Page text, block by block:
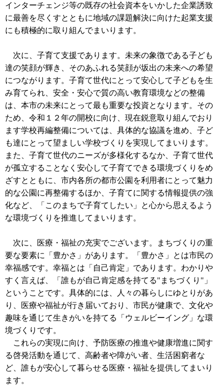
インターチェンジ等の既存の社会資本をいかした企業誘致
に最善を尽くすとともに地域の課題解決に向けた起業支援
にも積極的に取り組んでまいります。
次に、子育て支援であります。未来の象徴である子ども
達の笑顔が輝き、そのあふれる笑顔が坂出の未来への希望
につながります。子育て世代にとって安心して子どもを生
み育てられ、安全・安心で質の高い教育環境などの整備
は、本市の未来にとって最も重要な投資となります。その
ため、令和１２年の開校に向け、現在鋭意取り組んでおり
ます学校再編整備については、具体的な協議を進め、子ど
も達にとって望ましい学校づくりを実現してまいります。
また、子育て世代のニーズが多様化するなか、子育て世代
が孤立することなく安心して子育てできる環境づくりをめ
ざすとともに、市内各所の都市公園を利用者にとって魅力
的な公園に再整備するほか、子育てに関する情報提供の強
化など、「このまちで子育てしたい」と心から思えるよう
な環境づくりを推進してまいります。
次に、医療・福祉の充実でございます。まちづくりの重
要な要素に「豊かさ」があります。「豊かさ」とは市民の
幸福感です。幸福とは「自己肯定」であります。わかりや
すく言えば、「誰もが自己肯定感を持てる"まちづくり"」
ということです。具体的には、人々の暮らしにゆとりがあ
り、医療や福祉が行き届いており、市民が健康で、文化や
趣味を通じて生きがいを持てる「ウェルビーイング」な環
境づくりです。
これらの実現に向け、予防医療の推進や健康増進に関す
る啓発活動を通じて、高齢者や障がい者、生活困窮者な
ど、誰もが安心して暮らせる医療・福祉を提供してまいり
ます。